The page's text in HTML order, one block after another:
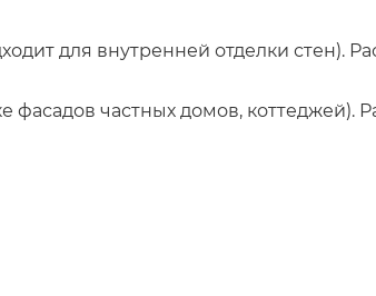
для внутренней отделки стен).
частных домов, коттеджей).